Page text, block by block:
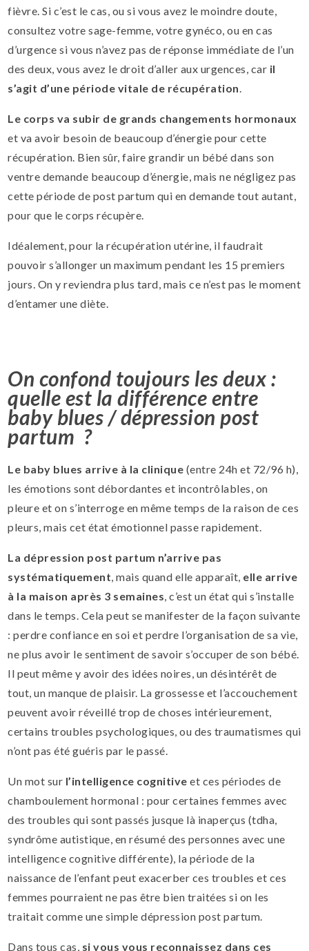
fièvre. Si c’est le cas, ou si vous avez le moindre doute,
consultez votre sage-femme, votre gynéco, ou en cas
d’urgence si vous n’avez pas de réponse immédiate de l’un
des deux, vous avez le droit d’aller aux urgences, car il
s’agit d’une période vitale de récupération.
Le corps va subir de grands changements hormonaux
et va avoir besoin de beaucoup d’énergie pour cette
récupération. Bien sûr, faire grandir un bébé dans son
ventre demande beaucoup d’énergie, mais ne négligez pas
cette période de post partum qui en demande tout autant,
pour que le corps récupère.
Idéalement, pour la récupération utérine, il faudrait
pouvoir s’allonger un maximum pendant les 15 premiers
jours. On y reviendra plus tard, mais ce n’est pas le moment
d’entamer une diète.
On confond toujours les deux :
quelle est la différence entre
baby blues / dépression post
partum ?
Le baby blues arrive à la clinique (entre 24h et 72/96 h),
les émotions sont débordantes et incontrôlables, on
pleure et on s’interroge en même temps de la raison de ces
pleurs, mais cet état émotionnel passe rapidement.
La dépression post partum n’arrive pas
systématiquement, mais quand elle apparaît, elle arrive
à la maison après 3 semaines, c’est un état qui s’installe
dans le temps. Cela peut se manifester de la façon suivante
: perdre confiance en soi et perdre l’organisation de sa vie,
ne plus avoir le sentiment de savoir s’occuper de son bébé.
Il peut même y avoir des idées noires, un désintérêt de
tout, un manque de plaisir. La grossesse et l’accouchement
peuvent avoir réveillé trop de choses intérieurement,
certains troubles psychologiques, ou des traumatismes qui
n’ont pas été guéris par le passé.
Un mot sur l’intelligence cognitive et ces périodes de
chamboulement hormonal : pour certaines femmes avec
des troubles qui sont passés jusque là inaperçus (tdha,
syndrôme autistique, en résumé des personnes avec une
intelligence cognitive différente), la période de la
naissance de l’enfant peut exacerber ces troubles et ces
femmes pourraient ne pas être bien traitées si on les
traitait comme une simple dépression post partum.
Dans tous cas, si vous vous reconnaissez dans ces